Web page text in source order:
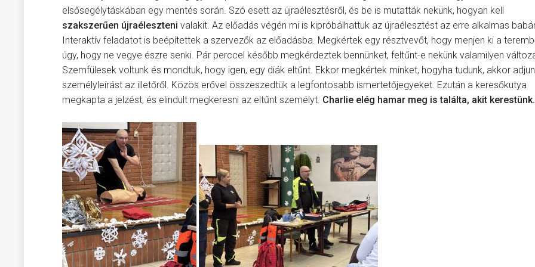
elsősegélytáskában egy mentés során. Szó esett az újraélesztésről, és be is mutatták nekünk, hogyan kell
szakszerűen újraéleszteni valakit. Az előadás végén mi is kipróbálhattuk az újraélesztést az erre alkalmas
Interaktív feladatot is beépítettek a szervezők az előadásba. Megkértek egy résztvevőt, hogy menjen ki a
úgy, hogy ne vegye észre senki. Pár perccel később megkérdeztek bennünket, feltűnt-e nekünk valamilyen
Szemfülesek voltunk és mondtuk, hogy igen, egy diák eltűnt. Ekkor megkértek minket, hogyha tudunk, akkor
személyleírást az illetőről. Közös erővel összeszedtük a legfontosabb ismertetőjegyeket. Ezután a keresőkutya
megkapta a jelzést, és elindult megkeresni az eltűnt személyt. Charlie elég hamar meg is találta, akit kerestünk.